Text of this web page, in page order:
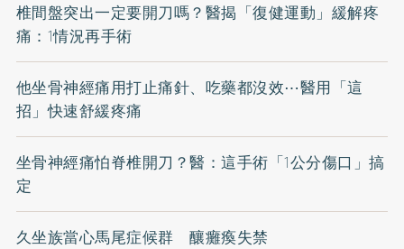
椎間盤突出一定要開刀嗎？醫揭「復健運動」緩解疼
痛：1情況再手術
他坐骨神經痛用打止痛針、吃藥都沒效⋯醫用「這
招」快速舒緩疼痛
坐骨神經痛怕脊椎開刀？醫：這手術「1公分傷口」搞
定
久坐族當心馬尾症候群 釀癱瘓失禁